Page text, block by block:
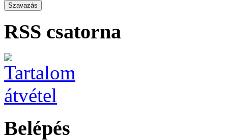
RSS csatorna
Belépés